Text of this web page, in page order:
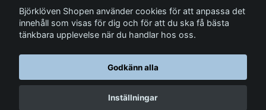
Björklöven Shopen använder cookies för att anpassa det
innehåll som visas för dig och för att du ska få bästa
tänkbara upplevelse när du handlar hos oss.
Godkänn alla
Inställningar